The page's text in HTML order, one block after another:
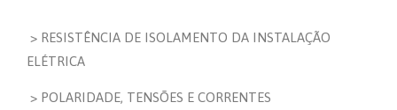
> RESISTÊNCIA DE ISOLAMENTO DA INSTALAÇÃO
ELÉTRICA
> POLARIDADE, TENSÕES E CORRENTES